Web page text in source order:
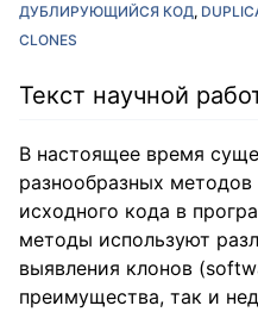
ДУБЛИРУЮЩИЙСЯ КОД
CLONES
Текст научной
В настоящее время
разнообразных
исходного кода в
методы используют
выявления клонов
преимущества, так и